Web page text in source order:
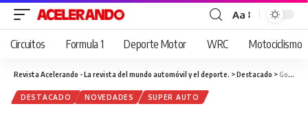
Cambiar
tamaño
fuente
Aa
Circuitos Formula 1 Deporte Motor WRC Motociclismo
Revista Acelerando - La revista del mundo automóvil y el deporte. >Destacado >Gordon Murray T.50: el heredero del McLaren F1 que salió de otra fábrica
DESTACADO NOVEDADES SUPER AUTO